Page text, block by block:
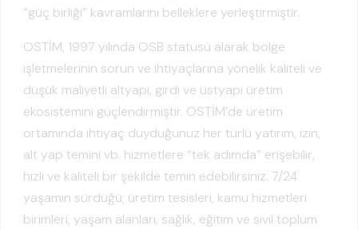
“güç birliği” kavramlarını belleklere yerleştirmiştir.
OSTİM, 1997 yılında OSB statüsü alarak bölge
işletmelerinin sorun ve ihtiyaçlarına yönelik kaliteli ve
düşük maliyetli altyapı, girdi ve üstyapı üretim
ekosistemini güçlendirmiştir. OSTİM’de üretim
ortamında ihtiyaç duyduğunuz her türlü yatırım, izin,
alt yap temini vb. hizmetlere “tek adımda” erişebilir,
hızlı ve kaliteli bir şekilde temin edebilirsiniz. 7/24
yaşamın sürdüğü; üretim tesisleri, kamu hizmetleri
birimleri, yaşam alanları, sağlık, eğitim ve sivil toplum